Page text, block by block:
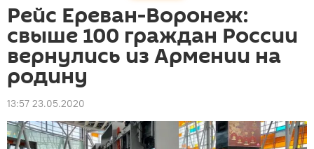
Рейс Ереван-Воронеж:
свыше 100 граждан России
вернулись из Армении на
родину
13:57 23.05.2020